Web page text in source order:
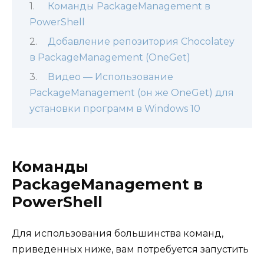
Команды PackageManagement в
PowerShell
Добавление репозитория Chocolatey
в PackageManagement (OneGet)
Видео — Использование
PackageManagement (он же OneGet) для
установки программ в Windows 10
Команды
PackageManagement в
PowerShell
Для использования большинства команд,
приведенных ниже, вам потребуется запустить